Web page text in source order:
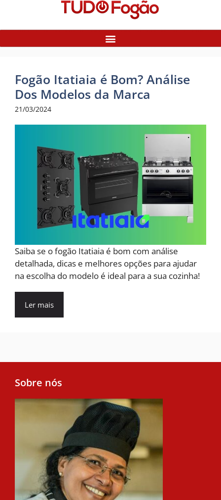
Fogão Itatiaia é Bom? Análise
Dos Modelos da Marca
21/03/2024
Saiba se o fogão Itatiaia é bom com análise
detalhada, dicas e melhores opções para ajudar
na escolha do modelo é ideal para a sua cozinha!
Ler mais
Sobre nós